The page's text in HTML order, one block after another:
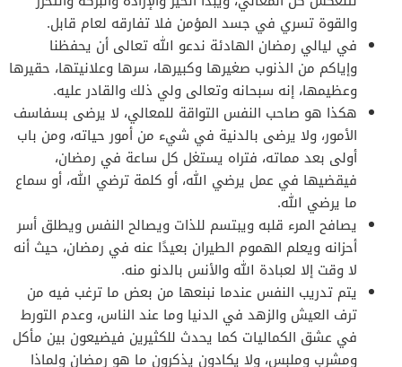
والقوة تسري في جسد المؤمن فلا تفارقه لعام قابل.
في ليالي رمضان الهادئة ندعو الله تعالى أن يحفظنا
وإياكم من الذنوب صغيرها وكبيرها، سرها وعلانيتها، حقيرها
وعظيمها، إنه سبحانه وتعالى ولي ذلك والقادر عليه.
هكذا هو صاحب النفس التواقة للمعالي، لا يرضى بسفاسف
الأمور، ولا يرضى بالدنية في شيء من أمور حياته، ومن باب
أولى بعد مماته، فتراه يستغل كل ساعة في رمضان،
فيقضيها في عمل يرضي الله، أو كلمة ترضي الله، أو سماع
ما يرضي الله.
يصافح المرء قلبه ويبتسم للذات ويصالح النفس ويطلق أسر
أحزانه ويعلم الهموم الطيران بعيدًا عنه في رمضان، حيث أنه
لا وقت إلا لعبادة الله والأنس بالدنو منه.
يتم تدريب النفس عندما نبنعها من بعض ما ترغب فيه من
ترف العيش والزهد في الدنيا وما عند الناس، وعدم التورط
في عشق الكماليات كما يحدث للكثيرين فيضيعون بين مأكل
ومشرب وملبس، ولا يكادون يذكرون ما هو رمضان ولماذا